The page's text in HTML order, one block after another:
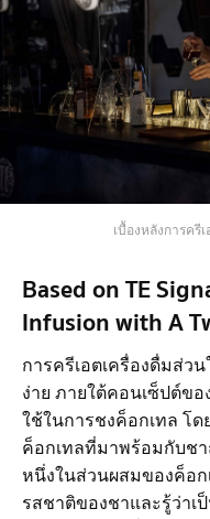
เบื้องหลังการครี
Based on TE
Infusion with A
การครีเอตเครื่องดื่มส่ว
ง่าย ภายใต้คอนเซ็ปต์ข
ใช้ในการชงค็อกเทล โด
ค็อกเทลที่มาพร้อมกับชา
หนึ่งในส่วนผสมของค็อก
รสชาติของชาและรู้ว่าเ